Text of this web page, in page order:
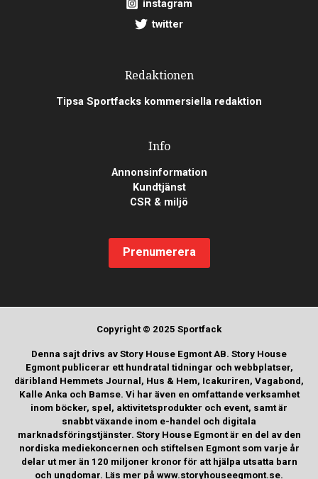
instagram
twitter
Redaktionen
Tipsa Sportfacks kommersiella redaktion
Info
Annonsinformation
Kundtjänst
CSR & miljö
Prenumerera
Copyright © 2025 Sportfack
Denna sajt drivs av Story House Egmont AB. Story House
Egmont publicerar ett hundratal tidningar och webbplatser,
däribland Hemmets Journal, Hus & Hem, Icakuriren, Vagabond,
Kalle Anka och Bamse. Vi har även en omfattande verksamhet
inom böcker, spel, aktivitetsprodukter och event, samt är
snabbt växande inom e-handel och digitala
marknadsföringstjänster. Story House Egmont är en del av den
nordiska mediekoncernen och stiftelsen Egmont som varje år
delar ut mer än 120 miljoner kronor för att hjälpa utsatta barn
och ungdomar. Läs mer på www.storyhouseegmont.se.